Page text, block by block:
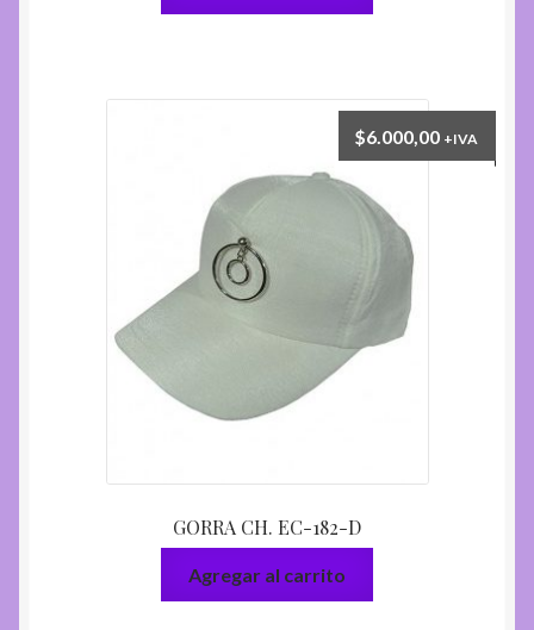
GORRA CH. EC-182-D
$6.000,00 +IVA
Agregar al carrito